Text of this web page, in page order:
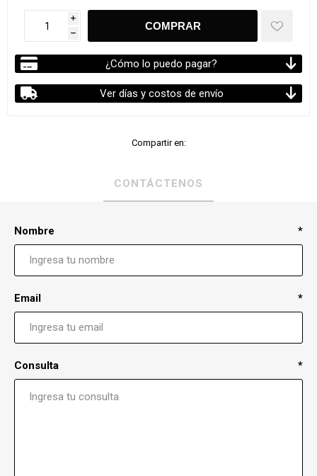
i
h
¿Cómo lo puedo pagar?
Ver días y costos de envío
Compartir en:
CONTÁCTENOS
Nombre *
Email *
Consulta *